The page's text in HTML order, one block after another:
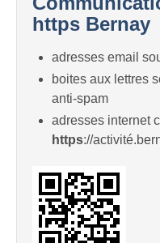
https Bernay
adresses email
boites aux lettres
anti-spam
adresses internet
https://